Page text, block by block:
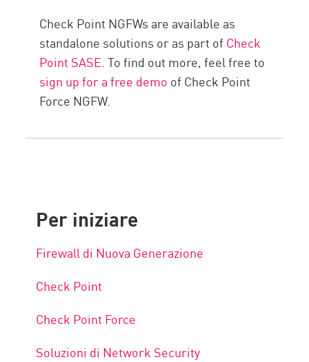
Check Point NGFWs are available as
standalone solutions or as part of Check
Point SASE. To find out more, feel free to
sign up for a free demo of Check Point
Force NGFW.
Per iniziare
Firewall di Nuova Generazione
Check Point
Check Point Force
Soluzioni di Network Security